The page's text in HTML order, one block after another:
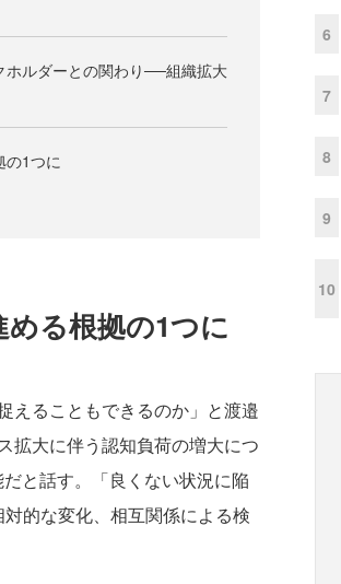
ホルダーとの関わり──組織拡大
の1つに
る根拠の1つに
えることもできるのか」と渡邉
拡大に伴う認知負荷の増大につ
と話す。「良くない状況に陥
的な変化、相互関係による検
6
7
8
9
10